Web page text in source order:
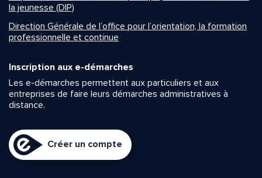
la jeunesse (DIP)
Direction Générale de l’office pour l’orientation, la formation
professionnelle et continue
Inscription aux e-démarches
Les e-démarches permettent aux particuliers et aux
entreprises de faire leurs démarches administratives à
distance.
Créer un compte